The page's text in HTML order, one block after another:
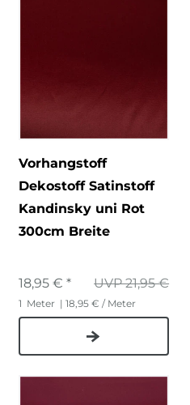
Vorhangstoff
Dekostoff Satinstoff
Kandinsky uni Rot
300cm Breite
UVP 21,95 €
18,95 € *
1 Meter | 18,95 € / Meter